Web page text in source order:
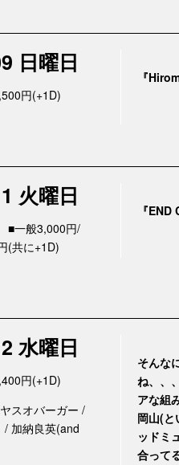
日曜日
円(+1D)
『
火曜日
■一般3,000円/
(共に+1D)
『
水曜日
円(+1D)
スオバーガー /
/ 加納良英(and
そんな
ね、、
アな組
岡山(と
ッドミ
合って